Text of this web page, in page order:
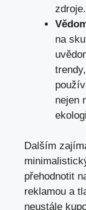
zdroje.
na
nejen
Dalším
přehodnotit
reklamou a
neustále